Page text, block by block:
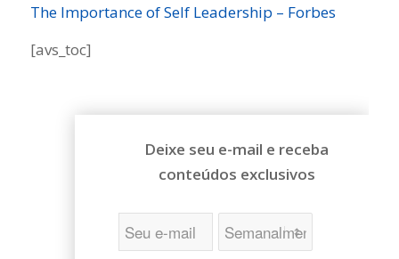
The Importance of Self Leadership – Forbes
[avs_toc]
Deixe seu e-mail e receba
conteúdos exclusivos